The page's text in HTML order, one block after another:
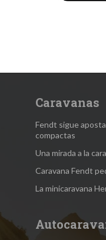
Caravanas
Fendt sigue
compactas
Una mirada a la
Caravana Fendt
La minicaravana